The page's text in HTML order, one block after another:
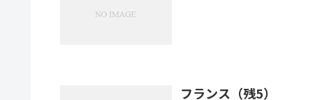
フランス（残5）